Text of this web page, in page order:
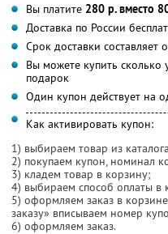
Вы платите 280 р. вместо
Доставка по России
Срок доставки составляет
Вы можете купить сколько
подарок
Один купон действует на
Как активировать купон:
1) выбираем товар из
2) покупаем купон, номинал
3) кладем товар в корзину;
4) выбираем способ оплаты в
5) оформляем заказ в
заказу» вписываем номер
6) оформляем заказ.